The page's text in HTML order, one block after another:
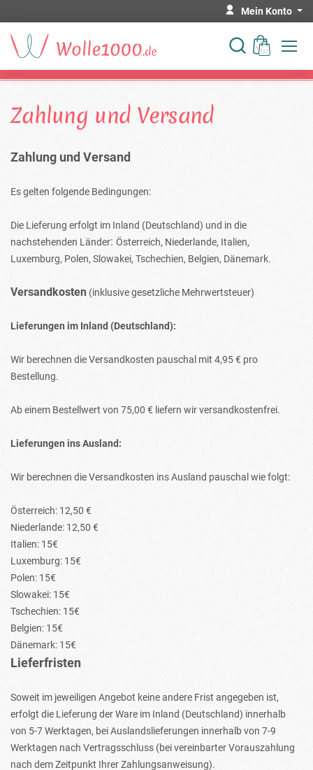
Mein Konto
Zahlung und Versand
Zahlung und Versand
Es gelten folgende Bedingungen:
Die Lieferung erfolgt im Inland (Deutschland) und in die
nachstehenden Länder: Österreich, Niederlande, Italien,
Luxemburg, Polen, Slowakei, Tschechien, Belgien, Dänemark.
Versandkosten (inklusive gesetzliche Mehrwertsteuer)
Lieferungen im Inland (Deutschland):
Wir berechnen die Versandkosten pauschal mit 4,95 € pro
Bestellung.
Ab einem Bestellwert von 75,00 € liefern wir versandkostenfrei.
Lieferungen ins Ausland:
Wir berechnen die Versandkosten ins Ausland pauschal wie folgt:
Österreich: 12,50 €
Niederlande: 12,50 €
Italien: 15€
Luxemburg: 15€
Polen: 15€
Slowakei: 15€
Tschechien: 15€
Belgien: 15€
Dänemark: 15€
Lieferfristen
Soweit im jeweiligen Angebot keine andere Frist angegeben ist,
erfolgt die Lieferung der Ware im Inland (Deutschland) innerhalb
von 5-7 Werktagen, bei Auslandslieferungen innerhalb von 7-9
Werktagen nach Vertragsschluss (bei vereinbarter Vorauszahlung
nach dem Zeitpunkt Ihrer Zahlungsanweisung).